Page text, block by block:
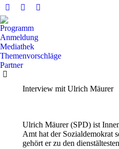
Facebook
Seite
wird
in
einem
neuen
geöffnet
X
wird
in
einem
neuen
geöffnet
YouTube
wird
einem
geöffnet
Programm
Anmeldung
Mediathek
Themenvorschläge
Partner
Interview mit Ulrich Mäurer
Ulrich Mäurer (SPD) ist
Amt hat der Sozialdemokrat
gehört er zu den